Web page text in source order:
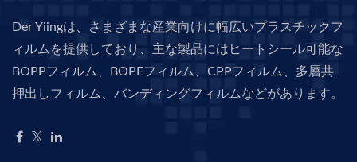
Der Yiingは、さまざまな産業向けに幅広いプラスチックフ
ィルムを提供しており、主な製品にはヒートシール可能な
BOPPフィルム、BOPEフィルム、CPPフィルム、多層共
押出しフィルム、バンディングフィルムなどがあります。